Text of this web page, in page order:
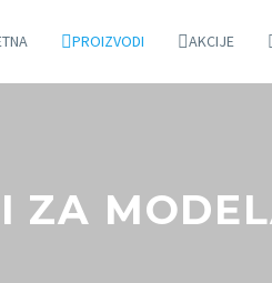
PROIZVODI AKCIJE
ZA